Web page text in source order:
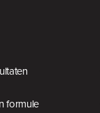
formule